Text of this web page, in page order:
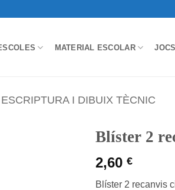
MATERIAL ESCOLAR
ESCRIPTURA I DIBUIX TÈCNIC
Blíster 2
2,60 €
Blíster 2 recanvis